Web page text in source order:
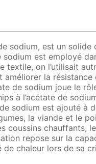
sodium, est un
sodium est employé
textile, on l’utilisait
améliorer la
de sodium joue le
à l’acétate de
sodium est ajouté à
la viande et le
coussins chauffants,
repose sur la
de chaleur lors de sa